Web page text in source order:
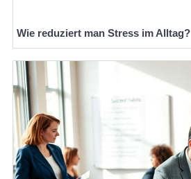
Wie reduziert man Stress im Alltag?